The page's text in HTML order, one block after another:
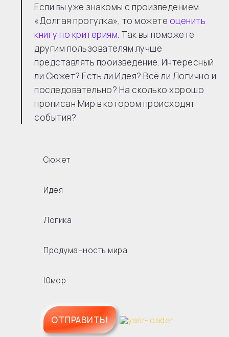
Сюжет
Идея
Логика
Продуманность мира
Юмор
Если вы уже знакомы с произведением
«Долгая прогулка», то можете оценить
книгу по критериям. Так вы поможете
другим пользователям лучше
представлять произведение. Интересный
ли Сюжет? Есть ли Идея? Всё ли Логично и
последовательно? На сколько хорошо
прописан Мир в котором происходят
события?